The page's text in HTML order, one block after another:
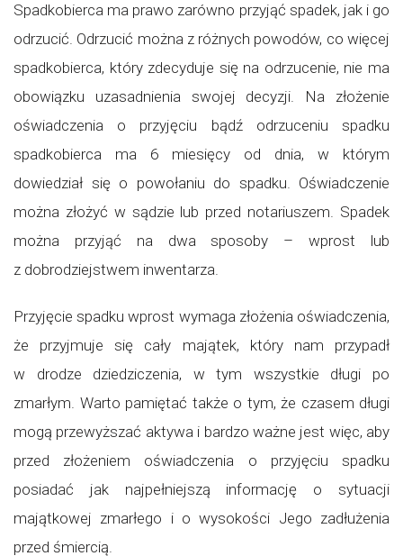
Spadkobierca ma prawo zarówno przyjąć spadek, jak i go
odrzucić. Odrzucić można z różnych powodów, co więcej
spadkobierca, który zdecyduje się na odrzucenie, nie ma
obowiązku uzasadnienia swojej decyzji. Na złożenie
oświadczenia o przyjęciu bądź odrzuceniu spadku
spadkobierca ma 6 miesięcy od dnia, w którym
dowiedział się o powołaniu do spadku. Oświadczenie
można złożyć w sądzie lub przed notariuszem. Spadek
można przyjąć na dwa sposoby – wprost lub
z dobrodziejstwem inwentarza.
Przyjęcie spadku wprost wymaga złożenia oświadczenia,
że przyjmuje się cały majątek, który nam przypadł
w drodze dziedziczenia, w tym wszystkie długi po
zmarłym. Warto pamiętać także o tym, że czasem długi
mogą przewyższać aktywa i bardzo ważne jest więc, aby
przed złożeniem oświadczenia o przyjęciu spadku
posiadać jak najpełniejszą informację o sytuacji
majątkowej zmarłego i o wysokości Jego zadłużenia
przed śmiercią.